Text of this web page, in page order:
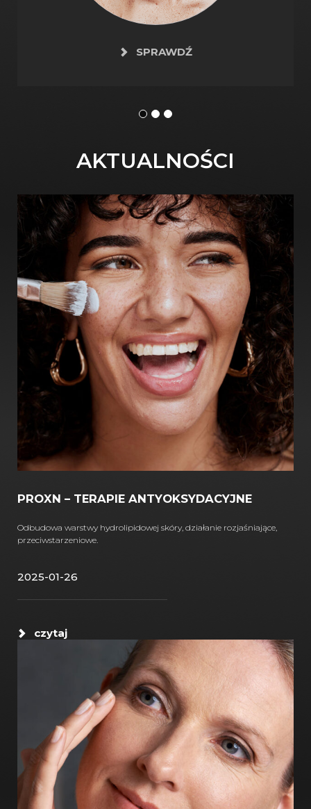
SPRAWDŹ
AKTUALNOŚCI
PROXN – TERAPIE ANTYOKSYDACYJNE
Odbudowa warstwy hydrolipidowej skóry, działanie rozjaśniające,
przeciwstarzeniowe.
2025-01-26
czytaj